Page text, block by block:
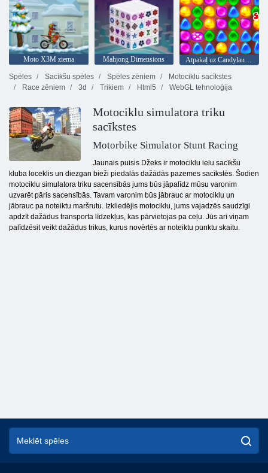
Moto X3M ziema Mahjong Dimensions
Atpakaļ uz Candyland 2
Spēles
Sacīkšu spēles Spēles zēniem
Motociklu sacīkstes
Race zēniem
3d Trikiem Html5 WebGL tehnoloģija
Motociklu simulatora triku
sacīkstes
Motorbike Simulator Stunt Racing
Jaunais puisis Džeks ir motociklu ielu sacīkšu
kluba loceklis un diezgan bieži piedalās dažādās pazemes sacīkstēs. Šodien
motociklu simulatora triku sacensībās jums būs jāpalīdz mūsu varonim
uzvarēt pāris sacensībās. Tavam varonim būs jābrauc ar motociklu un
jābrauc pa noteiktu maršrutu. Izkliedējis motociklu, jums vajadzēs saudzīgi
apdzīt dažādus transporta līdzekļus, kas pārvietojas pa ceļu. Jūs arī viņam
palīdzēsit veikt dažādus trikus, kurus novērtēs ar noteiktu punktu skaitu.